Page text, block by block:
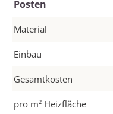
Posten
Material
Einbau
Gesamtkosten
pro m² Heizfläche